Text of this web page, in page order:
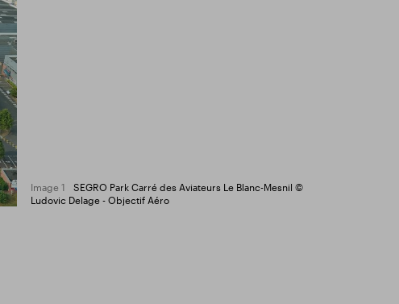
Image 1
SEGRO Park Carré des Aviateurs Le Blanc-Mesnil ©
Ludovic Delage - Objectif Aéro